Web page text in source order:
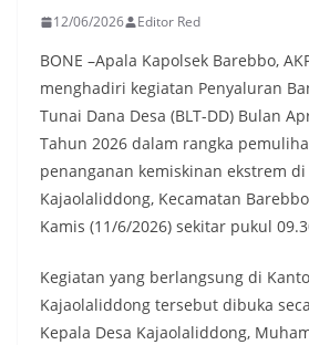
12/06/2026 Editor Red
BONE –Apala Kapolsek Barebbo,
menghadiri kegiatan Penyaluran
Tunai Dana Desa (BLT-DD) Bulan
Tahun 2026 dalam rangka
penanganan kemiskinan ekstrem di
Kajaolaliddong, Kecamatan
Kamis (11/6/2026) sekitar pukul
Kegiatan yang berlangsung di
Kajaolaliddong tersebut dibuka
Kepala Desa Kajaolaliddong,